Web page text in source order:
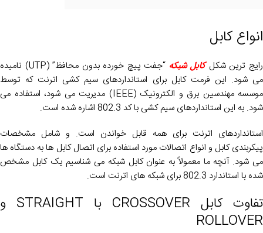
انواع کابل
رایج ترین شکلکابل شبکه
“جفت پیچ خورده بدون محافظ” (UTP) نامیده
می شود. این فرمت کابل برای استانداردهای سیم کشی اترنت که توسط
موسسه مهندسین برق و الکترونیک (IEEE) مدیریت می شود، استفاده می
شود. به این استانداردهای سیم کشی با کد 802.3 اشاره شده است.
استانداردهای اترنت برای همه قابل خواندن است. و شامل مشخصات
پیکربندی کابل و انواع اتصالات مورد استفاده برای اتصال کابل ها به دستگاه ها
می شود. آنچه ما معمولاً به عنوان کابل شبکه می شناسیم یک کابل مشخص
شده با استاندارد 802.3 برای شبکه های اترنت است.
تفاوت کابل CROSSOVER با STRAIGHT و
ROLLOVER